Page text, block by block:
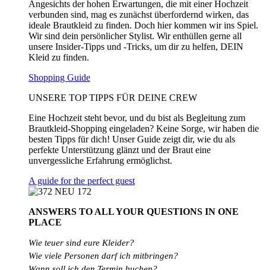
Angesichts der hohen Erwartungen, die mit einer Hochzeit
verbunden sind, mag es zunächst überfordernd wirken, das
ideale Brautkleid zu finden. Doch hier kommen wir ins Spiel.
Wir sind dein persönlicher Stylist. Wir enthüllen gerne all
unsere Insider-Tipps und -Tricks, um dir zu helfen, DEIN
Kleid zu finden.
Shopping Guide
UNSERE TOP TIPPS FÜR DEINE CREW
Eine Hochzeit steht bevor, und du bist als Begleitung zum
Brautkleid-Shopping eingeladen? Keine Sorge, wir haben die
besten Tipps für dich! Unser Guide zeigt dir, wie du als
perfekte Unterstützung glänzt und der Braut eine
unvergessliche Erfahrung ermöglichst.
A guide for the perfect guest
ANSWERS TO ALLYOUR QUESTIONS IN ONE
PLACE
Wie teuer sind eure Kleider?
Wie viele Personen darf ich mitbringen?